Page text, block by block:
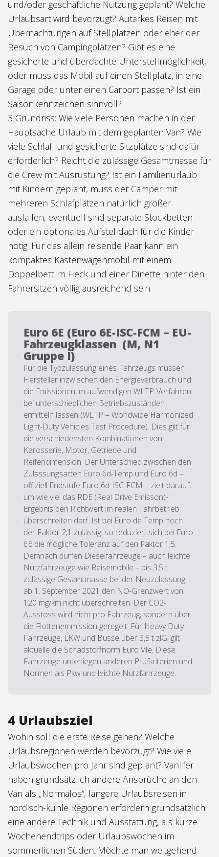
und/oder geschäftliche Nutzung geplant? Welche
Urlaubsart wird bevorzugt? Autarkes Reisen mit
Übernachtungen auf Stellplätzen oder eher der
Besuch von Campingplätzen? Gibt es eine
gesicherte und überdachte Unterstellmöglichkeit,
oder muss das Mobil auf einen Stellplatz, in eine
Garage oder unter einen Carport passen? Ist ein
Saisonkennzeichen sinnvoll?
3 Grundriss: Wie viele Personen machen in der
Hauptsache Urlaub mit dem geplanten Van? Wie
viele Schlaf- und gesicherte Sitzplätze sind dafür
erforderlich? Reicht die zulässige Gesamtmasse für
die Crew mit Ausrüstung? Ist ein Familienurlaub
mit Kindern geplant, muss der Camper mit
mehreren Schlafplätzen natürlich größer
ausfallen, eventuell sind separate Stockbetten
oder ein optionales Aufstelldach für die Kinder
nötig. Für das allein reisende Paar kann ein
kompaktes Kastenwagenmobil mit einem
Doppelbett im Heck und einer Dinette hinter den
Fahrersitzen völlig ausreichend sein.
Euro 6E (Euro 6E-ISC-FCM – EU-
Fahrzeugklassen (M, N1
Gruppe I)
Für die Typzulassung eines Fahrzeugs müssen
Hersteller inzwischen den Energieverbrauch und
die Emissionen im aufwendigen WLTP-Verfahren
bei unterschiedlichen Betriebszuständen
ermitteln lassen (WLTP = Worldwide Harmonized
Light-Duty Vehicles Test Procedure). Dies gilt für
die verschiedensten Kombinationen von
Karosserie, Motor, Getriebe und
Reifendimension. Der Unterschied zwischen den
Zulassungsarten Euro 6d-Temp und Euro 6d –
offiziell Endstufe Euro 6d-ISC-FCM – zielt darauf,
um wie viel das RDE (Real Drive Emisson)-
Ergebnis den Richtwert im realen Fahrbetrieb
überschreiten darf. Ist bei Euro de Temp noch
der Faktor 2,1 zulässig, so reduziert sich bei Euro
6E die mögliche Toleranz auf den Faktor 1,5.
Demnach dürfen Dieselfahrzeuge – auch leichte
Nutzfahrzeuge wie Reisemobile – bis 3,5 t
zulässige Gesamtmasse bei der Neuzulassung
ab 1. September 2021 den NO-Grenzwert von
120 mg/km nicht überschreiten. Der CO2-
Ausstoss wird nicht pro Fahrzeug, sondern über
die Flottenemmission geregelt. Für Heavy Duty
Fahrzeuge, LKW und Busse über 3,5 t zlG. gilt
aktuelle die Schadstoffnorm Euro VIe. Diese
Fahrzeuge unterliegen anderen Prüfkriterien und
Normen als Pkw und leichte Nutzfahrzeuge.
4 Urlaubsziel
Wohin soll die erste Reise gehen? Welche
Urlaubsregionen werden bevorzugt? Wie viele
Urlaubswochen pro Jahr sind geplant? Vanlifer
haben grundsätzlich andere Ansprüche an den
Van als „Normalos“, längere Urlaubsreisen in
nordisch-kühle Regionen erfordern grundsätzlich
eine andere Technik und Ausstattung, als kurze
Wochenendtrips oder Urlaubswochen im
sommerlichen Süden. Möchte man weitgehend